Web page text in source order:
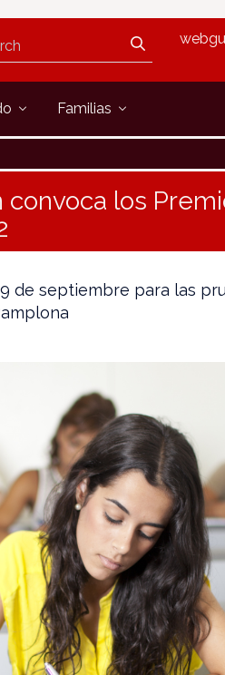
Familias
los
de septiembre para las